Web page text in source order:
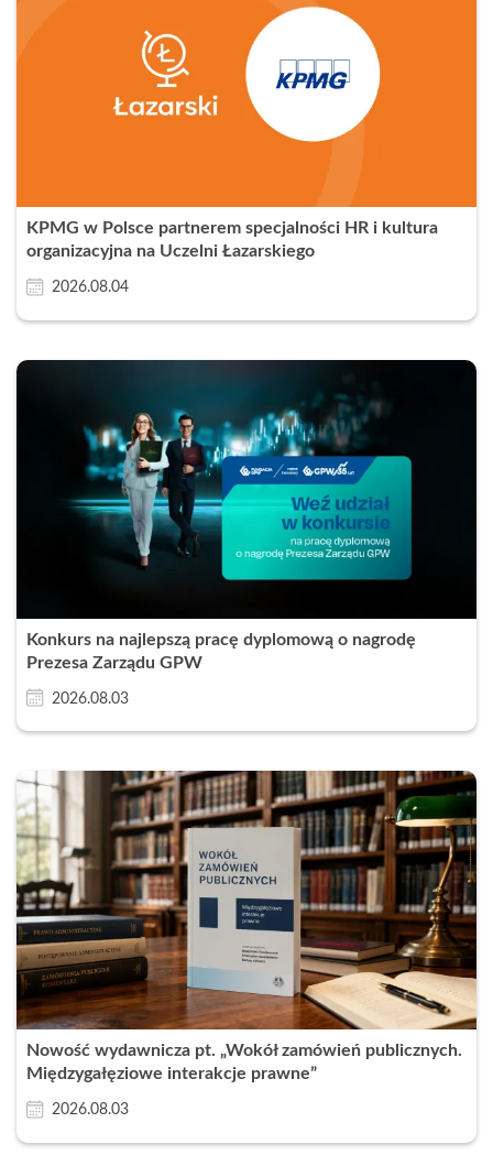
KPMG w Polsce partnerem specjalności HR i kultura
organizacyjna na Uczelni Łazarskiego
2026.08.04
Konkurs na najlepszą pracę dyplomową o nagrodę
Prezesa Zarządu GPW
2026.08.03
Nowość wydawnicza pt. „Wokół zamówień publicznych.
Międzygałęziowe interakcje prawne”
2026.08.03